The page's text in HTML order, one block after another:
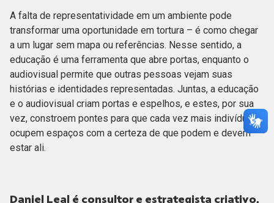
A falta de representatividade em um ambiente pode
transformar uma oportunidade em tortura – é como chegar
a um lugar sem mapa ou referências. Nesse sentido, a
educação é uma ferramenta que abre portas, enquanto o
audiovisual permite que outras pessoas vejam suas
histórias e identidades representadas. Juntas, a educação
e o audiovisual criam portas e espelhos, e estes, por sua
vez, constroem pontes para que cada vez mais indivíduos
ocupem espaços com a certeza de que podem e devem
estar ali.
Daniel Leal é consultor e estrategista criativo,